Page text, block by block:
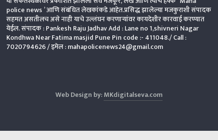
police news ’ आणि संबंधित लेखकांकडे आहेत.प्रसिद्ध झालेल्या मजकुराशी संपादक
सहमत असतीलच असे नाही याचे उल्लंघन करणाऱ्यांवर कायदेशीर कारवाई करण्यात
येईल. संपादक : Pankesh Raju Jadhav Add : Lane no 1,shivneri Nagar
Kondhwa Near Fatima masjid Pune Pin code :- 411048./ Call :
7020794626 /इमेल : mahapolicenews24@gmail.com
Web Design by:MKdigitalseva.com